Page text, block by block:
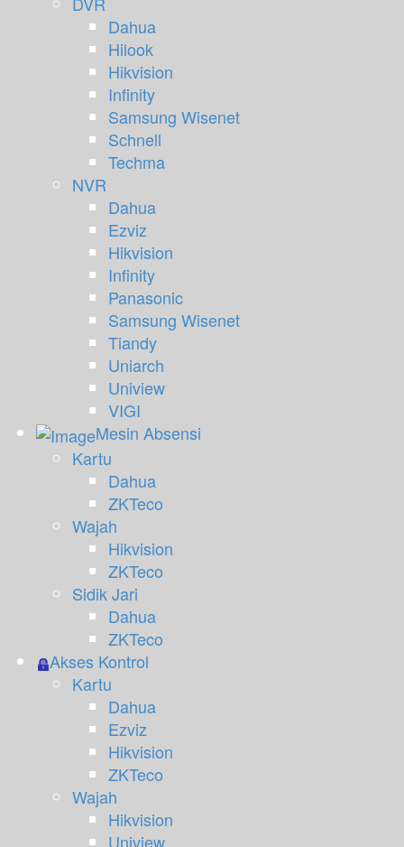
Dahua
Hilook
Hikvision
Infinity
Samsung Wisenet
Schnell
Techma
NVR
Dahua
Ezviz
Hikvision
Infinity
Panasonic
Samsung Wisenet
Tiandy
Uniarch
Uniview
VIGI
Mesin Absensi
Kartu
Dahua
ZKTeco
Wajah
Hikvision
ZKTeco
Sidik Jari
Dahua
ZKTeco
Akses Kontrol
Kartu
Dahua
Ezviz
Hikvision
ZKTeco
Wajah
Hikvision
Uniview